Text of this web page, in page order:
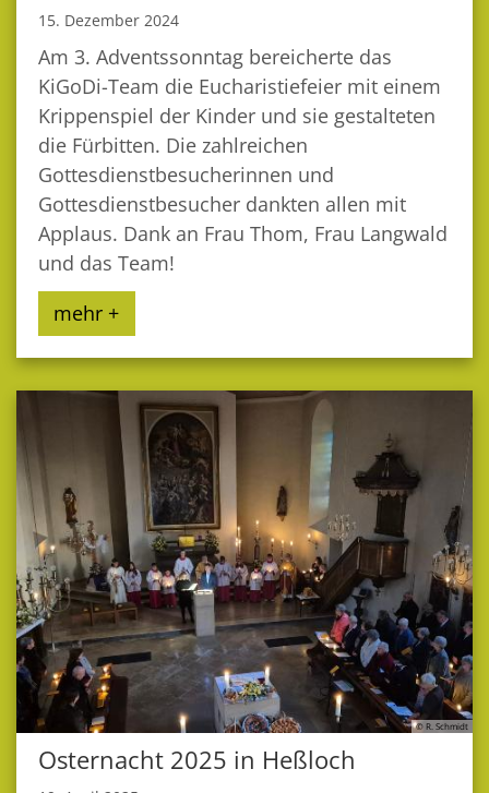
15. Dezember 2024
Am 3. Adventssonntag bereicherte das
KiGoDi-Team die Eucharistiefeier mit einem
Krippenspiel der Kinder und sie gestalteten
die Fürbitten. Die zahlreichen
Gottesdienstbesucherinnen und
Gottesdienstbesucher dankten allen mit
Applaus. Dank an Frau Thom, Frau Langwald
und das Team!
mehr +
© R. Schmidt
Osternacht 2025 in Heßloch